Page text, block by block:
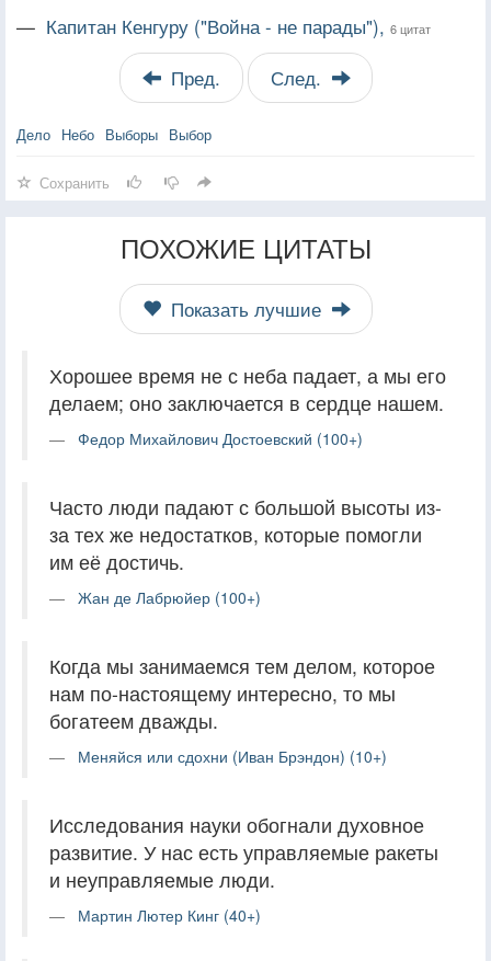
— Капитан Кенгуру ("Война - не парады"), 6 цитат
Пред. След.
Дело Небо Выборы Выбор
Сохранить
ПОХОЖИЕ ЦИТАТЫ
Показать лучшие
Хорошее время не с неба падает, а мы его
делаем; оно заключается в сердце нашем.
Федор Михайлович Достоевский (100+)
Часто люди падают с большой высоты из-
за тех же недостатков, которые помогли
им её достичь.
Жан де Лабрюйер (100+)
Когда мы занимаемся тем делом, которое
нам по-настоящему интересно, то мы
богатеем дважды.
Меняйся или сдохни (Иван Брэндон) (10+)
Исследования науки обогнали духовное
развитие. У нас есть управляемые ракеты
и неуправляемые люди.
Мартин Лютер Кинг (40+)